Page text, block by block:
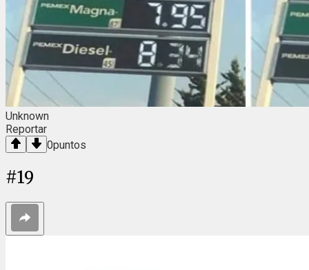
Unknown
Reportar
0puntos
#19